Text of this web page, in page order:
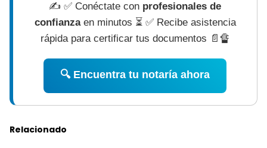
✍ ✅ Conéctate con profesionales de
confianzaen minutos ⏳ ✅ Recibe asistencia
rápida para certificar tus documentos 📄🔏
🔍 Encuentra tu notaría ahora
Relacionado